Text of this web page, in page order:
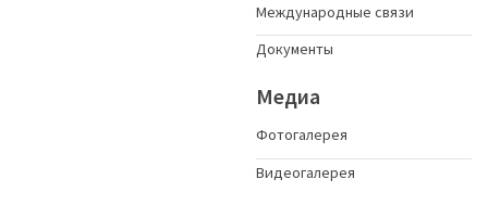
Международные связи
Документы
Медиа
Фотогалерея
Видеогалерея